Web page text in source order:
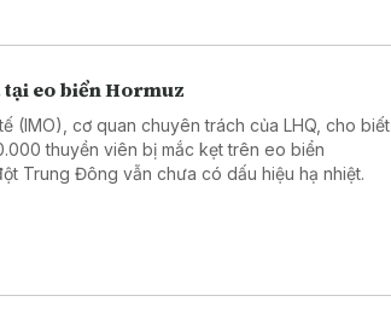
eo biển Hormuz
(IMO), cơ quan chuyên trách của LHQ, cho biết
thuyền viên bị mắc kẹt trên eo biển
Trung Đông vẫn chưa có dấu hiệu hạ nhiệt.